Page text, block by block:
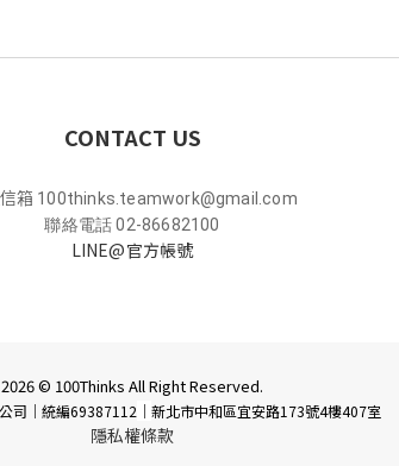
CONTACT US
箱 100thinks.teamwork@gmail.com
聯絡電話 02-86682100
LINE@官方帳號
2026 © 100Thinks All Right Reserved.
司｜統編69387112 ｜ 新北市中和區宜安路173號4樓407室
隱私權條款